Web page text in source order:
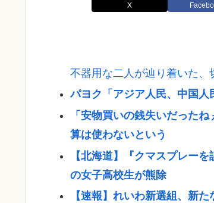
X
不器用な二人が辿り着いた、
パヨク「アジア人民、中国人
「安物買いの銭失いだった
算は使わないという
【北海道】『クマスプレー
の女子高校生が熊除
【速報】れいわ新選組、新